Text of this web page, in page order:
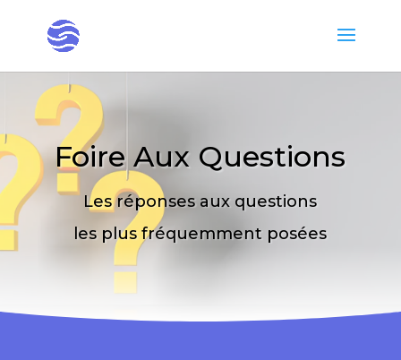
Foire Aux Questions
Les réponses aux questions
les plus fréquemment posées